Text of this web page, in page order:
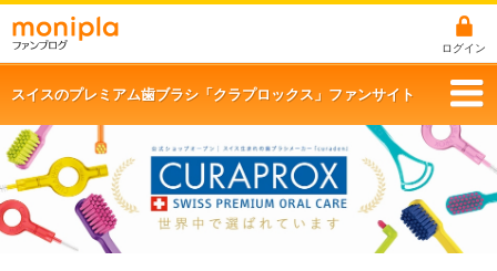
ログイン
スイスのプレミアム歯ブラシ「クラプロックス」ファンサイト